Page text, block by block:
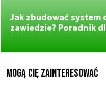
Jak zbudować
zawiedzie? Poradnik
Mogą Cię zainteresować